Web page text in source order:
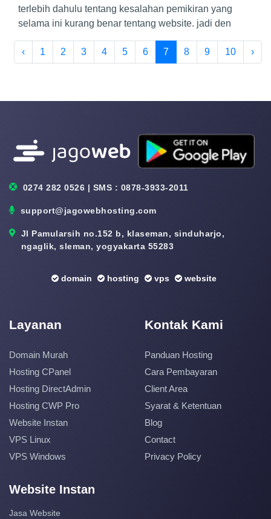
terlebih dahulu tentang kesalahan pemikiran yang
selama ini kurang benar tentang website. jadi den
‹ 1 2 3 4 5 6 7 8 9 10 ›
0274 282 0526 | SMS : 0878-3933-2011
support@jagowebhosting.com
Jl Pamularsih no.152 b, klaseman, sinduharjo,
ngaglik, sleman, yogyakarta 55283
domain hosting vps website
Layanan
Domain Murah
Hosting CPanel
Hosting DirectAdmin
Hosting CWP Pro
Website Instan
VPS Linux
VPS Windows
Kontak Kami
Panduan Hosting
Cara Pembayaran
Client Area
Syarat & Ketentuan
Blog
Contact
Privacy Policy
Website Instan
Jasa Website